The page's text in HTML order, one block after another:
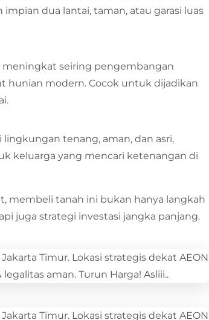
dua lantai, taman, atau garasi luas
meningkat seiring pengembangan
hunian modern. Cocok untuk dijadikan
lingkungan tenang, aman, dan asri,
keluarga yang mencari ketenangan di
membeli tanah ini bukan hanya langkah
juga strategi investasi jangka panjang.